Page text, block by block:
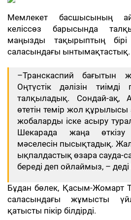
Мемлекет басшысының
келіссөз барысында
маңызды тақырыптың бірі
саласындағы ынтымақтастық.
–Транскаспий бағытын
Оңтүстік дәлізін
талқыладық. Сондай-ақ,
өтетін темір жол құрылысы
жобаларды іске асыру
Шекарада жаңа өткізу
мәселесін пысықтадық.
ықпалдастық өзара сауда-
береді деп ойлаймыз, –
Бұдан бөлек, Қасым-Жомарт
саласындағы жұмысты
қатысты пікір білдірді.